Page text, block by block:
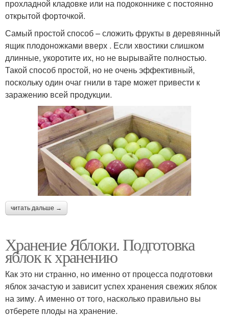
прохладной кладовке или на подоконнике с постоянно
открытой форточкой.
Самый простой способ – сложить фрукты в деревянный
ящик плодоножками вверх . Если хвостики слишком
длинные, укоротите их, но не вырывайте полностью.
Такой способ простой, но не очень эффективный,
поскольку один очаг гнили в таре может привести к
заражению всей продукции.
читать дальше →
Хранение Яблоки. Подготовка
яблок к хранению
Как это ни странно, но именно от процесса подготовки
яблок зачастую и зависит успех хранения свежих яблок
на зиму. А именно от того, насколько правильно вы
отберете плоды на хранение.